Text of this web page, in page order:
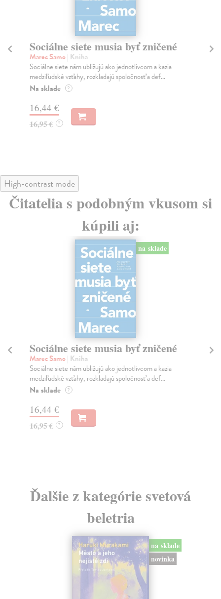
Sociálne siete musia byť zničené
Marec Samo| Kniha
Sociálne siete nám ubližujú ako jednotlivcom a kazia
medziľudské vzťahy, rozkladajú spoločnosť a def...
Na sklade ?
16,44 €
16,95 € ?
High-contrast mode
Čitatelia s podobným vkusom si
kúpili aj:
na sklade
Sociálne siete musia byť zničené
Marec Samo| Kniha
Sociálne siete nám ubližujú ako jednotlivcom a kazia
medziľudské vzťahy, rozkladajú spoločnosť a def...
Na sklade ?
16,44 €
16,95 € ?
Ďalšie z kategórie svetová
beletria
na sklade
novinka